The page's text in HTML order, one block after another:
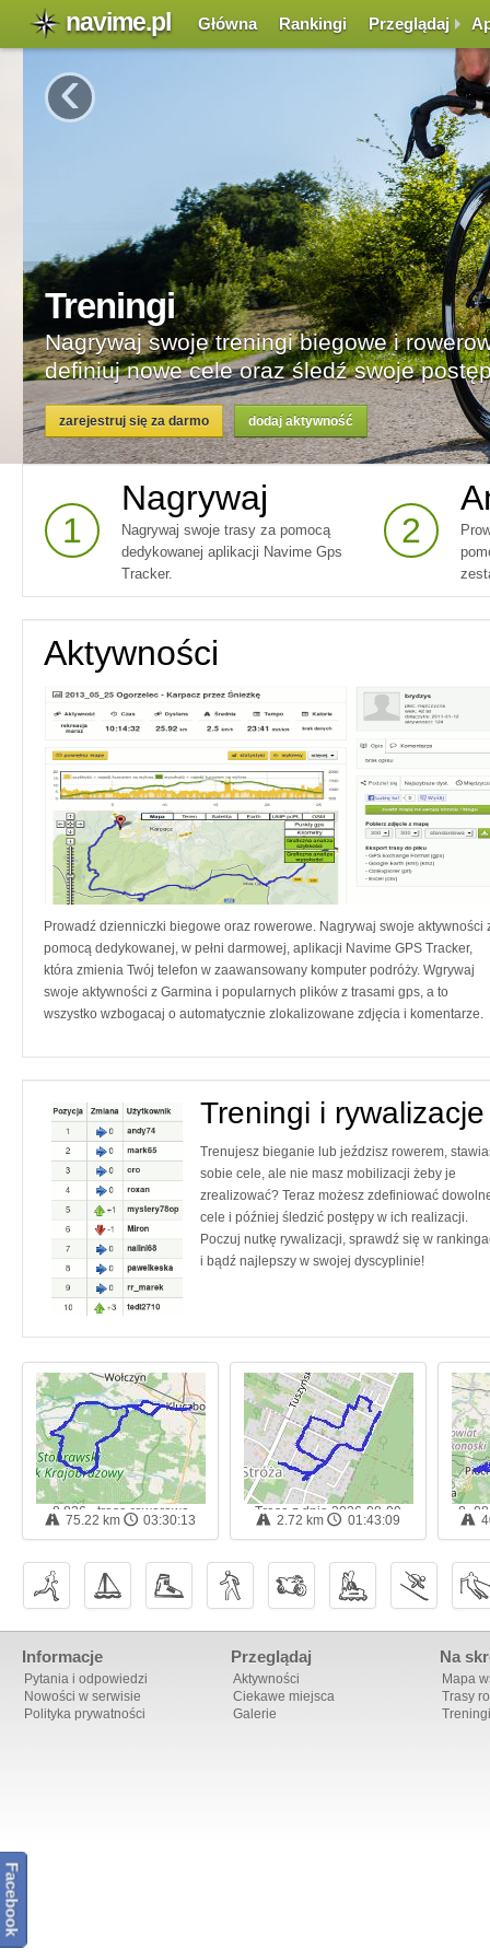
navime.pl Główna Rankingi Przeglądaj
‹
1
Nagrywaj
Nagrywaj swoje trasy za pomocą
dedykowanej aplikacji Navime Gps
Tracker.
2
Aktywności
Prowadź dzienniczki biegowe oraz rowerowe. Nagrywaj swoje aktywności
pomocą dedykowanej, w pełni darmowej, aplikacji Navime GPS Tracker,
która zmienia Twój telefon w zaawansowany komputer podróży. Wgrywaj
swoje aktywności z Garmina i popularnych plików z trasami gps, a to
wszystko wzbogacaj o automatycznie zlokalizowane zdjęcia i komentarze.
Treningi i rywalizacje
Trenujesz bieganie lub jeździsz rowerem,
sobie cele, ale nie masz mobilizacji żeby je
zrealizować? Teraz możesz zdefiniować
cele i później śledzić postępy w ich realizacji.
Poczuj nutkę rywalizacji, sprawdź się w
i bądź najlepszy w swojej dyscyplinie!
8.826 - trasa rowerowa
75.22 km 03:30:13
Trasa z dnia 2026-08-09
12:24 - trasa marszu
2.72 km 01:43:09
Informacje
Pytania i odpowiedzi
Nowości w serwisie
Polityka prywatności
Przeglądaj
Aktywności
Ciekawe miejsca
Galerie
Na
Mapa
Trasy
Facebook